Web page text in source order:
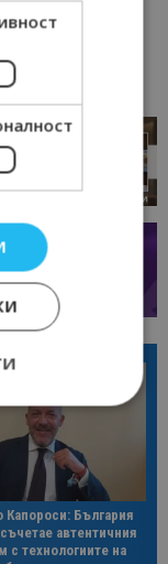
Капороси: България
автентичния
с технологиите на
като
на